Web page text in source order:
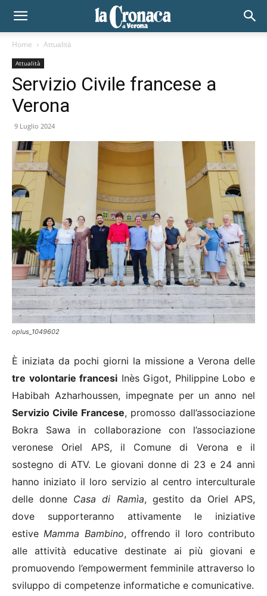
Home Attualità
Attualità
Servizio Civile francese a
Verona
9 Luglio 2024
oplus_1049602
È iniziata da pochi giorni la missione a Verona delle
tre volontarie francesi Inès Gigot, Philippine Lobo e
Habibah Azharhoussen, impegnate per un anno nel
Servizio Civile Francese, promosso dall’associazione
Bokra Sawa in collaborazione con l’associazione
veronese Oriel APS, il Comune di Verona e il
sostegno di ATV. Le giovani donne di 23 e 24 anni
hanno iniziato il loro servizio al centro interculturale
delle donne Casa di Ramìa, gestito da Oriel APS,
dove supporteranno attivamente le iniziative
estiveMamma Bambino, offrendo il loro contributo
alle attività educative destinate ai più giovani e
promuovendo l’empowerment femminile attraverso lo
sviluppo di competenze informatiche e comunicative.